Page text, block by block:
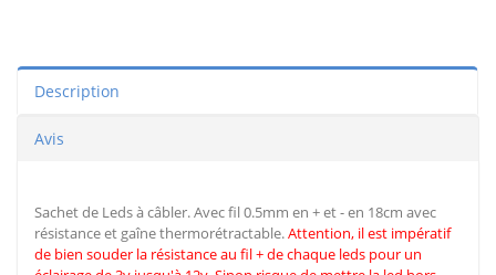
Description
Avis
Sachet de Leds à câbler. Avec fil 0.5mm en + et - en 18cm avec
résistance et gaîne thermorétractable.Attention, il est impératif
de bien souder la résistance au fil + de chaque leds pour un